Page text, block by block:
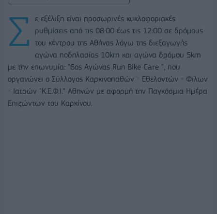
Σ
ε εξέλιξη είναι προσωρινές κυκλοφοριακές
ρυθμίσεις από τις 08:00 έως τις 12:00 σε δρόμους
του κέντρου της Αθήνας λόγω της διεξαγωγής
αγώνα ποδηλασίας 10km και αγώνα δρόμου 5km
με την επωνυμία: "6ος Αγώνας Run Bike Care ", που
οργανώνει ο Σύλλογος Καρκινοπαθών - Εθελοντών - Φίλων
- Ιατρών "Κ.Ε.Φ.Ι." Αθηνών με αφορμή την Παγκόσμια Ημέρα
Επιζώντων του Καρκίνου.